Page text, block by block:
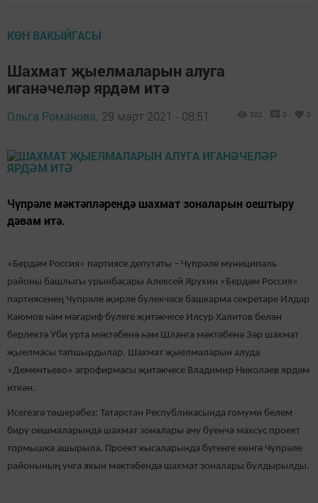
КӨН ВАКЫЙГАСЫ
Шахмат җыелмаларын алуга
иганәчеләр ярдәм итә
Ольга Романова, 29 март 2021 - 08:51 502 0 0
Чүпрәле мәктәпләрендә шахмат зоналарын оештыру
дәвам итә.
«Бердәм Россия» партиясе депутаты – Чүпрәле муниципаль
районы башлыгы урынбасары Алексей Ярухин «Бердәм Россия»
партиясенең Чүпрәле җирле бүлекчәсе башкарма секретаре Илдар
Каюмов һәм мәгариф бүлеге җитәкчесе Илсур Халитов белән
берлектә Уби урта мәктәбенә һәм Шланга мәктәбенә 3әр шахмат
җыелмасы тапшырдылар. Шахмат җыелмаларын алуда
«Дементьево» агрофирмасы җитәкчесе Владимир Николаев ярдәм
иткән.
Исегезгә төшерәбез: Татарстан Республикасында гомуми белем
бирү оешмаларында шахмат зоналары ачу буенча махсус проект
тормышка ашырыла. Проект кысаларында бүгенге көнгә Чүпрәле
районының унга якын мәктәбендә шахмат зоналары булдырылды.